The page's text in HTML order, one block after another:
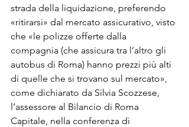
strada della liquidazione, preferendo
«ritirarsi» dal mercato assicurativo, visto
che «le polizze offerte dalla
compagnia (che assicura tra l’altro gli
autobus di Roma) hanno prezzi più alti
di quelle che si trovano sul mercato»,
come dichiarato da Silvia Scozzese,
l’assessore al Bilancio di Roma
Capitale, nella conferenza di